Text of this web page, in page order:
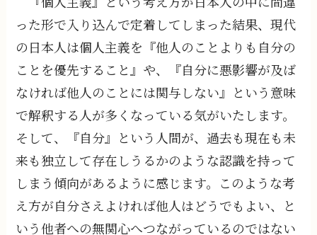
った形で入り込んで定着してしまった結果、現代
の日本人は個人主義を『他人のことよりも自分の
ことを優先すること』や、『自分に悪影響が及ば
なければ他人のことには関与しない』という意味
で解釈する人が多くなっている気がいたします。
そして、『自分』という人間が、過去も現在も未
来も独立して存在しうるかのような認識を持って
しまう傾向があるように感じます。このような考
え方が自分さえよければ他人はどうでもよい、と
いう他者への無関心へつながっているのではない